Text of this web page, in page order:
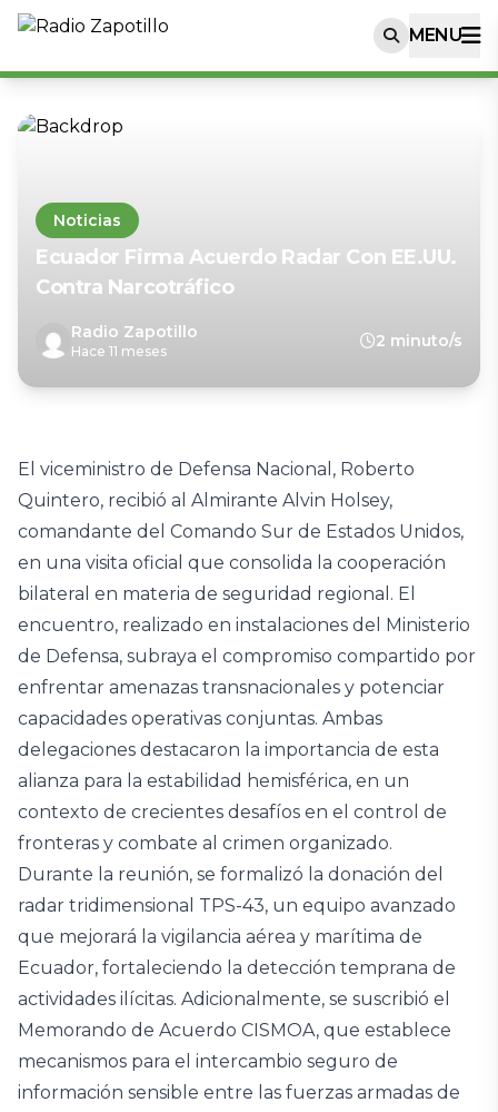
MENU
Noticias
Ecuador Firma Acuerdo Radar Con EE.UU.
Contra Narcotráfico
Radio Zapotillo
Hace 11 meses
2 minuto/s
El viceministro de Defensa Nacional, Roberto
Quintero, recibió al Almirante Alvin Holsey,
comandante del Comando Sur de Estados Unidos,
en una visita oficial que consolida la cooperación
bilateral en materia de seguridad regional. El
encuentro, realizado en instalaciones del Ministerio
de Defensa, subraya el compromiso compartido por
enfrentar amenazas transnacionales y potenciar
capacidades operativas conjuntas. Ambas
delegaciones destacaron la importancia de esta
alianza para la estabilidad hemisférica, en un
contexto de crecientes desafíos en el control de
fronteras y combate al crimen organizado.
Durante la reunión, se formalizó la donación del
radar tridimensional TPS-43, un equipo avanzado
que mejorará la vigilancia aérea y marítima de
Ecuador, fortaleciendo la detección temprana de
actividades ilícitas. Adicionalmente, se suscribió el
Memorando de Acuerdo CISMOA, que establece
mecanismos para el intercambio seguro de
información sensible entre las fuerzas armadas de